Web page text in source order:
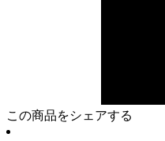
この商品をシェアする